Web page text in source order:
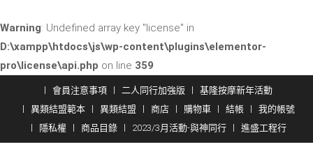
Warning: Undefined array key "license" in
D:\xampp\htdocs\js\wp-content\plugins\elementor-
pro\license\api.php on line 359
content
會員注意事項 二人同行加強版
基隆按摩新年活動
異類結盟範本
異類結盟 商店 購物車 結帳
我的帳號
隱私權
商品目錄 2023/3月活動-與神同行 進盛工程行